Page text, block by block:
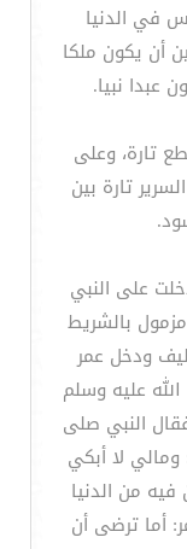
في الدنيا
أن يكون ملكا
عبدا نبيا.
تارة، وعلى
تارة بين
على النبي
بالشريط
ودخل عمر
عليه وسلم
النبي صلى
لا أبكي
من الدنيا
أما ترضى أن